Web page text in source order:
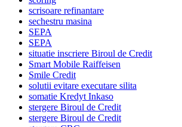
scrisoare refinantare
sechestru masina
SEPA
SEPA
situatie inscriere Biroul de Credit
Smart Mobile Raiffeisen
Smile Credit
solutii evitare executare silita
somatie Kredyt Inkaso
stergere Biroul de Credit
stergere Biroul de Credit